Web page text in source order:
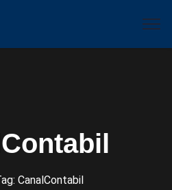
CanalContabil